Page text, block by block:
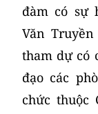
đàm có sự
Văn
tham dự có
đạo các
chức thuộc